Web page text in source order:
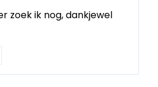
zoek ik nog, dankjewel